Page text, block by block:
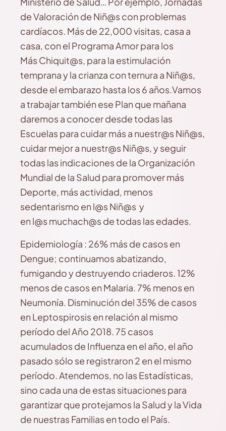
de Valoración de Niñ@s con problemas
cardíacos. Más de 22,000 visitas, casa a
casa, con el Programa Amor para los
Más Chiquit@s, para la estimulación
temprana y la crianza con ternura a Niñ@s,
desde el embarazo hasta los 6 años.Vamos
a trabajar también ese Plan que mañana
daremos a conocer desde todas las
Escuelas para cuidar más a nuestr@s Niñ@s,
cuidar mejor a nuestr@s Niñ@s, y seguir
todas las indicaciones de la Organización
Mundial de la Salud para promover más
Deporte, más actividad, menos
sedentarismo en l@s Niñ@s y
en l@s muchach@s de todas las edades.
Epidemiología : 26% más de casos en
Dengue; continuamos abatizando,
fumigando y destruyendo criaderos. 12%
menos de casos en Malaria. 7% menos en
Neumonía. Disminución del 35% de casos
en Leptospirosis en relación al mismo
período del Año 2018. 75 casos
acumulados de Influenza en el año, el año
pasado sólo se registraron 2 en el mismo
período. Atendemos, no las Estadísticas,
sino cada una de estas situaciones para
garantizar que protejamos la Salud y la Vida
de nuestras Familias en todo el País.